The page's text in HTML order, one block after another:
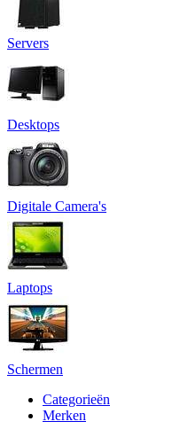
Servers
Desktops
Digitale Camera's
Laptops
Schermen
Categorieën
Merken